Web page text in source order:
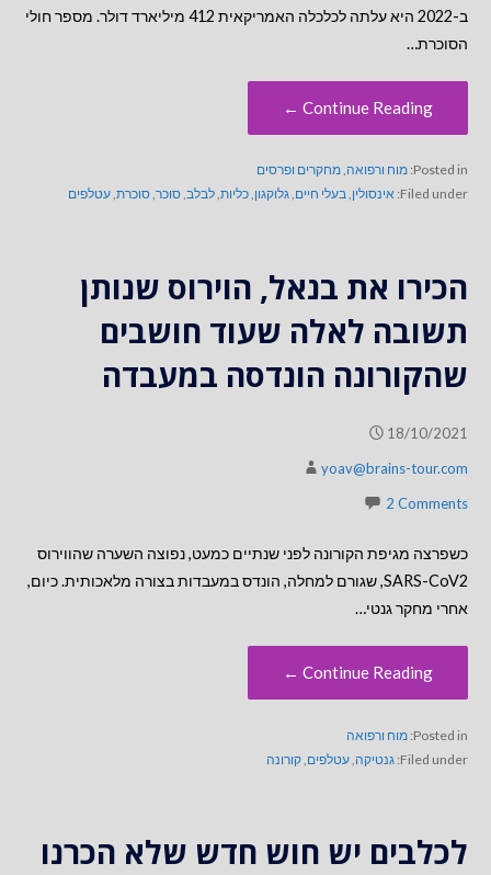
ב-2022 היא עלתה לכלכלה האמריקאית 412 מיליארד דולר. מספר חולי
הסוכרת…
Continue Reading ←
Posted in: מוח ורפואה,מחקרים ופרסים
Filed under: אינסולין,בעלי חיים,גלוקגון,כליות,לבלב,סוכר,סוכרת,עטלפים
הכירו את בנאל, הוירוס שנותן
תשובה לאלה שעוד חושבים
שהקורונה הונדסה במעבדה
18/10/2021
yoav@brains-tour.com
2 Comments
כשפרצה מגיפת הקורונה לפני שנתיים כמעט, נפוצה השערה שהווירוס
SARS-CoV2, שגורם למחלה, הונדס במעבדות בצורה מלאכותית. כיום,
אחרי מחקר גנטי…
Continue Reading ←
Posted in: מוח ורפואה
Filed under: גנטיקה עטלפים קורונה
לכלבים יש חוש חדש שלא הכרנו